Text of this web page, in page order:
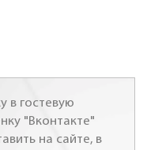
в гостевую
"Вконтакте"
на сайте, в